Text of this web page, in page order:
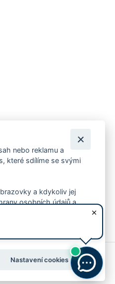
akce?
nebo reklamu a
které sdílíme se svými
a kdykoliv jej
osobních údajů a
Nastavení cookies